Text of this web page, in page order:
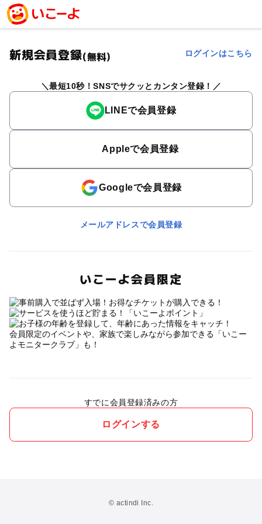
新規会員登録(無料) ログインはこちら
最短10秒！SNSでサクッとカンタン登録！
LINEで会員登録
Appleで会員登録
Googleで会員登録
メールアドレスで会員登録
いこーよ会員限定
会員限定のイベントや、家族で楽しみながら参加できる「いこー
よモニタークラブ」も！
すでに会員登録済みの方
ログインする
© actindi Inc.